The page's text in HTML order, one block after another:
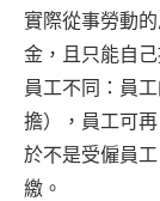
實際從事勞動
金，且只能自
員工不同：員
擔），員工可
於不是受僱員
繳。